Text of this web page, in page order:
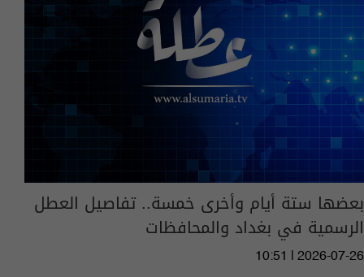
بعضها ستة أيام وأخرى خمسة.. تفاصيل العطل
الرسمية في بغداد والمحافظات
10:51 | 2026-07-26